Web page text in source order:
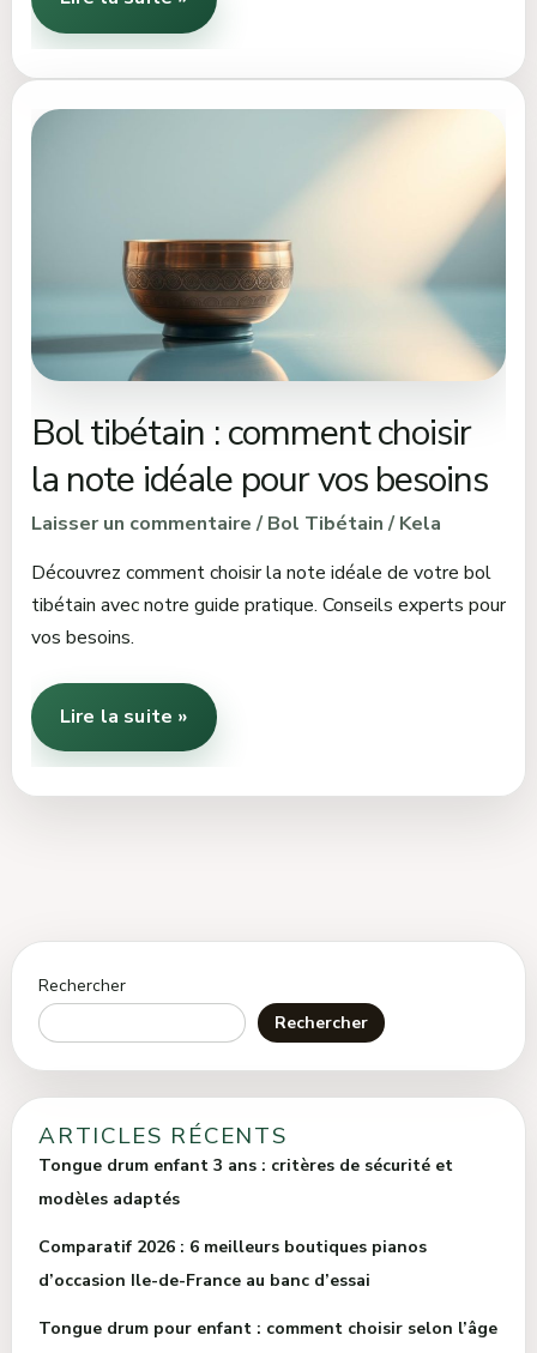
Bol tibétain : comment choisir
la note idéale pour vos besoins
Laisser un commentaire /Bol Tibétain/Kela
Découvrez comment choisir la note idéale de votre bol
tibétain avec notre guide pratique. Conseils experts pour
vos besoins.
idéale
pour
vos
besoins
Lire la suite »
Rechercher
Rechercher
ARTICLES RÉCENTS
Tongue drum enfant 3 ans : critères de sécurité et
modèles adaptés
Comparatif 2026 : 6 meilleurs boutiques pianos
d’occasion Ile-de-France au banc d’essai
Tongue drum pour enfant : comment choisir selon l’âge